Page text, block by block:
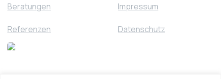
Beratungen
Referenzen
Impressum
Datenschutz